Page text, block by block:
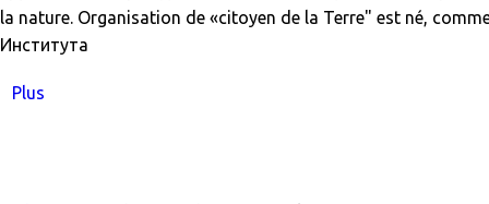
la nature. Organisation de «citoyen de la Terre" est né,
Института
Plus